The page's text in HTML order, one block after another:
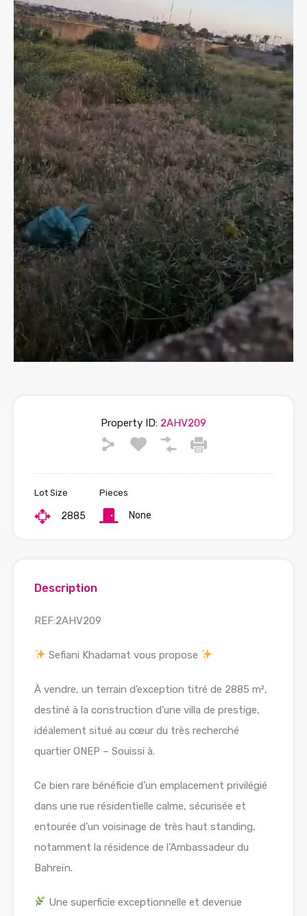
Property ID: 2AHV209
Lot Size
2885
Pieces
None
Description
REF:2AHV209
Sefiani Khadamat vous propose
À vendre, un terrain d’exception titré de 2885 m²,
destiné à la construction d’une villa de prestige,
idéalement situé au cœur du très recherché
quartier ONEP – Souissi à.
Ce bien rare bénéficie d’un emplacement privilégié
dans une rue résidentielle calme, sécurisée et
entourée d’un voisinage de très haut standing,
notamment la résidence de l’Ambassadeur du
Bahreïn.
Une superficie exceptionnelle et devenue